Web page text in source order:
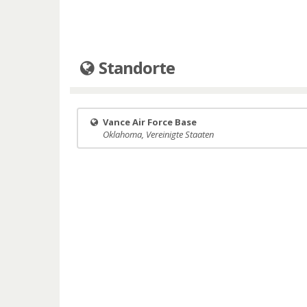
Standorte
Vance Air Force Base
Oklahoma, Vereinigte Staaten